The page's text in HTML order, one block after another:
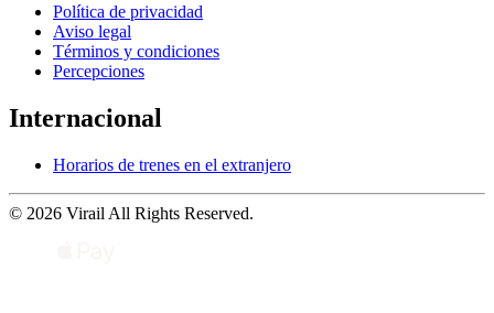
Política de privacidad
Aviso legal
Términos y condiciones
Percepciones
Internacional
Horarios de trenes en el extranjero
© 2026 Virail All Rights Reserved.